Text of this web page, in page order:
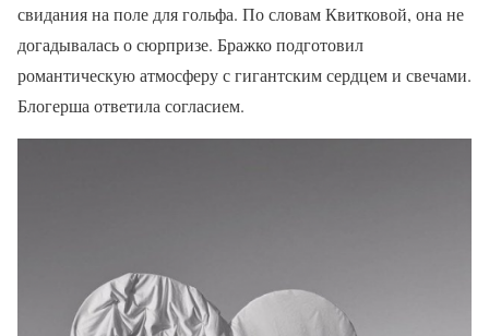
свидания на поле для гольфа. По словам Квитковой, она не
догадывалась о сюрпризе. Бражко подготовил
романтическую атмосферу с гигантским сердцем и свечами.
Блогерша ответила согласием.